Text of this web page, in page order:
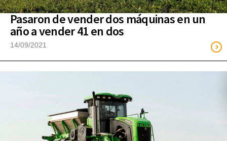
Pasaron de vender dos máquinas en un
año a vender 41 en dos
14/09/2021